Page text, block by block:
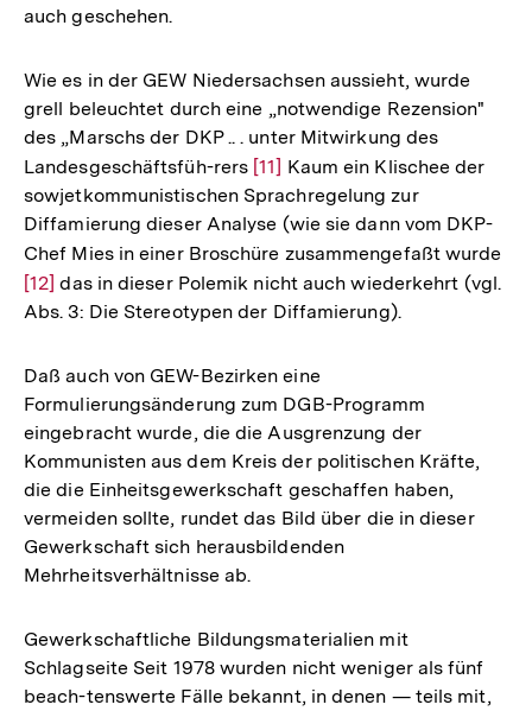
auch geschehen.
Wie es in der GEW Niedersachsen aussieht, wurde
grell beleuchtet durch eine „notwendige Rezension"
des „Marschs der DKP .. . unter Mitwirkung des
Landesgeschäftsfüh-rers Zur
Auflösung
der
Fußnote
[11] Kaum ein Klischee der
sowjetkommunistischen Sprachregelung zur
Diffamierung dieser Analyse (wie sie dann vom DKP-
Chef Mies in einer Broschüre zusammengefaßt wurde
[12] das in dieser Polemik nicht auch wiederkehrt (vgl.
Abs. 3: Die Stereotypen der Diffamierung).
Daß auch von GEW-Bezirken eine
Formulierungsänderung zum DGB-Programm
eingebracht wurde, die die Ausgrenzung der
Kommunisten aus dem Kreis der politischen Kräfte,
die die Einheitsgewerkschaft geschaffen haben,
vermeiden sollte, rundet das Bild über die in dieser
Gewerkschaft sich herausbildenden
Mehrheitsverhältnisse ab.
Gewerkschaftliche Bildungsmaterialien mit
Schlagseite Seit 1978 wurden nicht weniger als fünf
beach-tenswerte Fälle bekannt, in denen — teils mit,